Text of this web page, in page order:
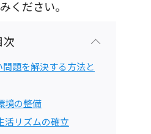
ください。
次
問題を解決する方法と
境の整備
活リズムの確立